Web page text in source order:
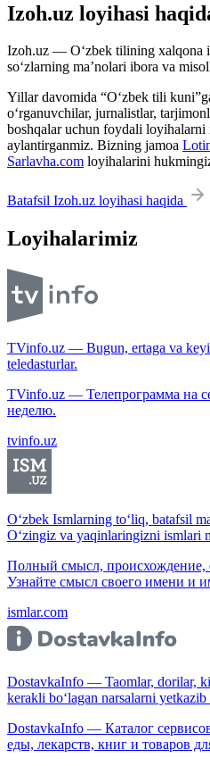
Izoh.uz loyihasi
Izoh.uz — O‘zbek tilining xalqona
so‘zlarning ma’nolari ibora va
Yillar davomida “O‘zbek tili
o‘rganuvchilar, jurnalistlar,
boshqalar uchun foydali loyihalarni
aylantirganmiz. Bizning jamoa
Sarlavha.com loyihalarini
Batafsil Izoh.uz loyihasi haqida
Loyihalarimiz
TVinfo.uz — Bugun, ertaga va
teledasturlar.
TVinfo.uz — Телепрограмма на
неделю.
tvinfo.uz
O‘zbek Ismlarning to‘liq, batafsil
O‘zingiz va yaqinlaringizni ismlari
Полный смысл, происхождение,
Узнайте смысл своего имени и
ismlar.com
DostavkaInfo — Taomlar, dorilar,
kerakli bo‘lagan narsalarni
DostavkaInfo — Каталог
еды, лекарств, книг и товаров